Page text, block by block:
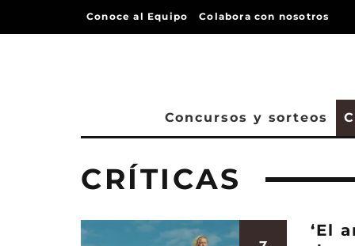
Conoce al Equipo Colabora con nosotros
Concursos y sorteos
CRÍTICAS
‘El